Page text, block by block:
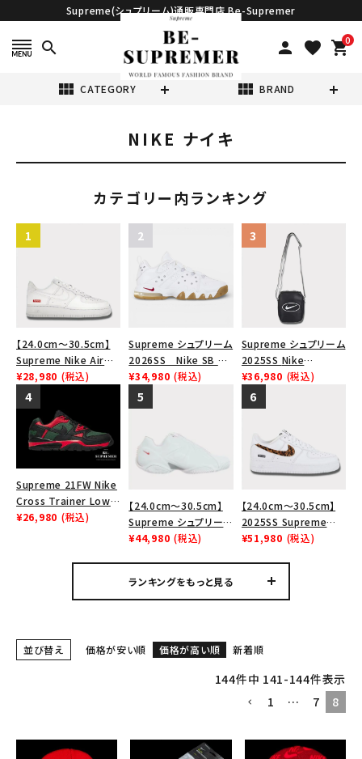
Supreme(シュプリーム)通販専門店 Be-Supremer
search person favorite 0
shopping_cart
view_module CATEGORY view_module BRAND
NEW ITEMS
CATEGORY
Tシャツ・ロングスリーブ
パーカー・トレーナー
ジャケット・アウター
キャップ・ハット
ニット帽・ビーニー
バックパック・リュック
スニーカー・ブーツ
パンツ・ショーツ
SEASON
NIKE ナイキ
カテゴリー内ランキング
【24.0cm～30.5cm】
Supreme Nike Air
Force 1 Low シュプリ
ーム ナイキエアフォー
ス１スニーカー シュー
ズ ホワイト
¥28,980 (税込)
Supreme シュプリーム
2026SS Nike SB Air
Max 2 CB 94 Low SP
ナイキ SB エアマックス
2 CB 94 ロー SP ホ
¥34,980 (税込)
Supreme シュプリーム
2025SS Nike
Leather Shoulder
Bag ナイキレザーショ
ルダーバッグ ブラッ
¥36,980 (税込)
Supreme 21FW Nike
Cross Trainer Low
ナイキクロストレイナー
¥26,980 (税込)
【24.0cm～30.5cm】
Supreme シュプリーム
2023AW Nike
ー ホワイト 白
¥44,980 (税込)
【24.0cm～30.5cm】
2025SS Supreme
GOODENOUGH Nike
フ ナイキエアフォース１
スニーカー シューズ ホ
¥51,980 (税込)
ランキングをもっと見る
並び替え 価格が安い順 価格が高い順 新着順
144件中 141-144件表示
1
… 7 8